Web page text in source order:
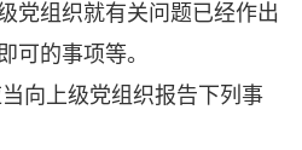
党组织就有关问题已经作出
可的事项等。
上级党组织报告下列事